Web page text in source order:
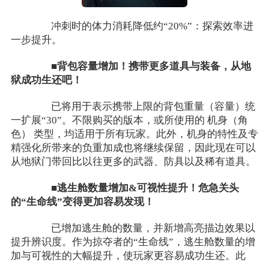
冲刺时的体力消耗降低约“20%”：探索效率进
一步提升。
■背包容量增加！携带更多道具与装备，从地
狱成功生还吧！
已将用于表示携带上限的背包重量（容量）统
一扩展“30”。不限购买的版本，或所使用的 机身（角
色） 类型，均适用于所有玩家。此外，机身的特性及专
精强化所带来的负重加成也将继续保留，因此现在可以
从地狱门带回比以往更多的武器、防具以及稀有道具。
■逃生舱数量增加&可视性提升！危急关头
的“生命线”变得更加容易发现！
已增加逃生舱的数量，并新增高亮描边效果以
提升辨识度。作为掠夺者的“生命线”，逃生舱数量的增
加与可视性的大幅提升，使玩家更容易成功生还。此